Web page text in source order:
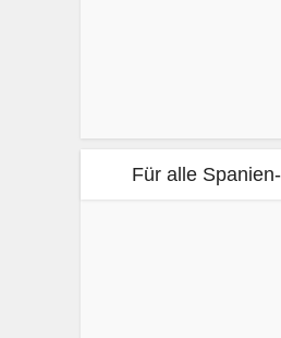
Für alle